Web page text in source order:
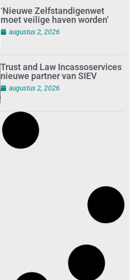
‘Nieuwe Zelfstandigenwet
moet veilige haven worden’
augustus 2, 2026
Trust and Law Incassoservices
nieuwe partner van SIEV
augustus 2, 2026
Loonafspraken in nieuwe cao’s
zijn ruim boven drie procent
augustus 1, 2026
Schoonmaakbedrijven moeten
controles bij inhuur van